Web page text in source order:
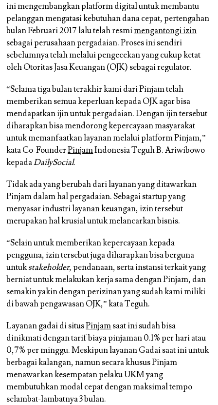
ini mengembangkan platform digital untuk membantu
pelanggan mengatasi kebutuhan dana cepat, pertengahan
bulan Februari 2017 lalu telah resmimengantongi izin
sebagai perusahaan pergadaian. Proses ini sendiri
sebelumnya telah melalui pengecekan yang cukup ketat
oleh Otoritas Jasa Keuangan (OJK) sebagai regulator.
“Selama tiga bulan terakhir kami dari Pinjam telah
memberikan semua keperluan kepada OJK agar bisa
mendapatkan ijin untuk pergadaian. Dengan ijin tersebut
diharapkan bisa mendorong kepercayaan masyarakat
untuk memanfaatkan layanan melalui platform Pinjam,”
kata Co-FounderPinjamIndonesia Teguh B. Ariwibowo
kepadaDailySocial.
Tidak ada yang berubah dari layanan yang ditawarkan
Pinjam dalam hal pergadaian. Sebagai startup yang
menyasar industri layanan keuangan, izin tersebut
merupakan hal krusial untuk melancarkan bisnis.
“Selain untuk memberikan kepercayaan kepada
pengguna, izin tersebut juga diharapkan bisa berguna
untukstakeholder, pendanaan, serta instansi terkait yang
berniat untuk melakukan kerja sama dengan Pinjam, dan
semakin yakin dengan perizinan yang sudah kami miliki
di bawah pengawasan OJK,” kata Teguh.
Layanan gadai di situsPinjamsaat ini sudah bisa
dinikmati dengan tarif biaya pinjaman 0.1% per hari atau
0,7% per minggu. Meskipun layanan Gadai saat ini untuk
berbagai kalangan, namun secara khusus Pinjam
menawarkan kesempatan pelaku UKM yang
membutuhkan modal cepat dengan maksimal tempo
selambat-lambatnya 3 bulan.